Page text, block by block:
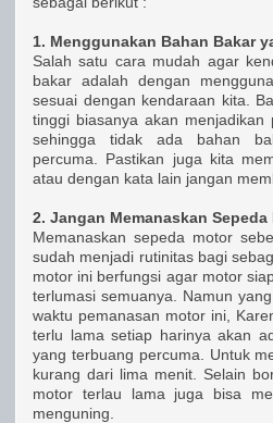
1. Menggunakan Bahan Bakar
Salah satu cara mudah agar
bakar adalah dengan
sesuai dengan kendaraan kita.
tinggi biasanya akan menjadikan
sehingga tidak ada bahan
percuma. Pastikan juga kita
atau dengan kata lain jangan
2. Jangan Memanaskan
Memanaskan sepeda motor
sudah menjadi rutinitas bagi
motor ini berfungsi agar motor
terlumasi semuanya. Namun
waktu pemanasan motor ini,
terlu lama setiap harinya akan
yang terbuang percuma. Untuk
kurang dari lima menit. Selain
motor terlau lama juga bisa
menguning.